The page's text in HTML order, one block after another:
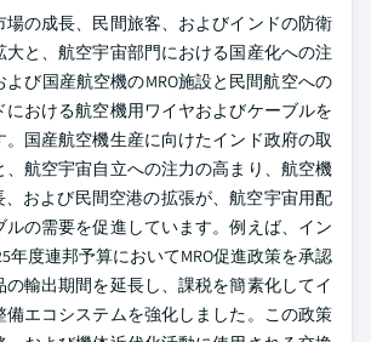
場の成長、民間旅客、およびインドの防衛
大と、航空宇宙部門における国産化への注
よび国産航空機のMRO施設と民間航空への
における航空機用ワイヤおよびケーブルを
。国産航空機生産に向けたインド政府の取
、航空宇宙自立への注力の高まり、航空機
、および民間空港の拡張が、航空宇宙用配
ルの需要を促進しています。例えば、イン
年度連邦予算においてMRO促進政策を承認
の輸出期間を延長し、課税を簡素化してイ
備エコシステムを強化しました。この政策